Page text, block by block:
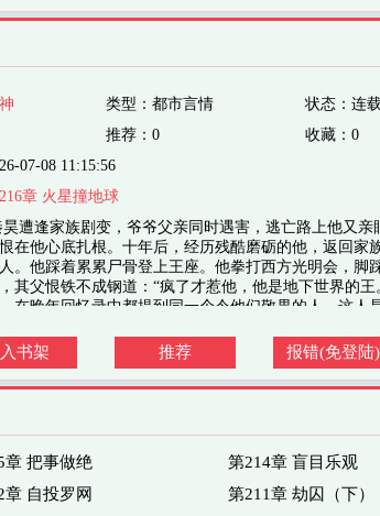
类型：都市言情
状态：连
推荐：0
收藏：0
07-08 11:15:56
章 火星撞地球
遭逢家族剧变，爷爷父亲同时遇害，逃亡路上他又亲
在他心底扎根。十年后，经历残酷磨砺的他，返回家
。他踩着累累尸骨登上王座。他拳打西方光明会，脚
其父恨铁不成钢道：“疯了才惹他，他是地下世界的王
在晚年回忆录中都提到同一个令他们敬畏的人。这
书架 推荐 报错(免登陆)
章 把事做绝
第214章 盲目乐观
章 自投罗网
第211章 劫囚（下）